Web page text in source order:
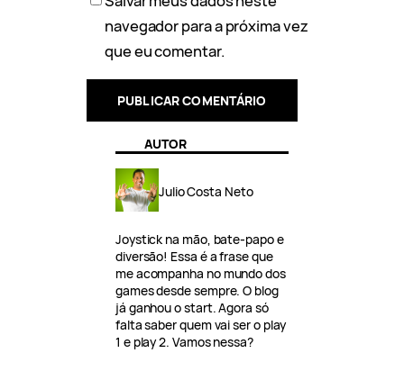
navegador para a próxima vez
que eu comentar.
AUTOR
Julio Costa Neto
Joystick na mão, bate-papo e
diversão! Essa é a frase que
me acompanha no mundo dos
games desde sempre. O blog
já ganhou o start. Agora só
falta saber quem vai ser o play
1 e play 2. Vamos nessa?